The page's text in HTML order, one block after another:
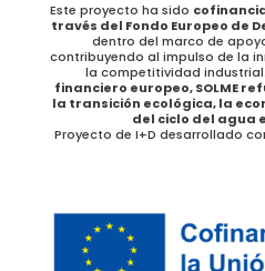
Este proyecto ha sido
través del Fondo Europeo de
dentro del marco de
contribuyendo al impulso de la
la competitividad industrial.
financiero europeo, SOLME
la transición ecológica, la
del ciclo del agua
Proyecto de I+D desarrollado